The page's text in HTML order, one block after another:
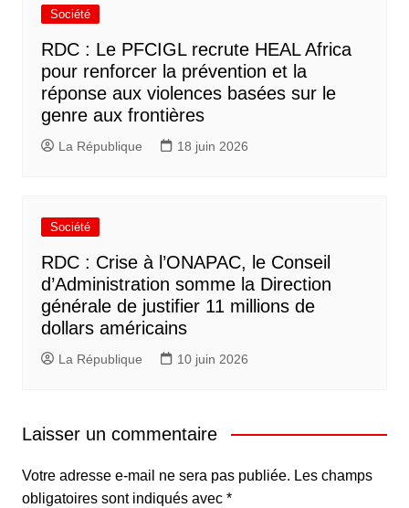
Société
RDC : Le PFCIGL recrute HEAL Africa
pour renforcer la prévention et la
réponse aux violences basées sur le
genre aux frontières
La République 18 juin 2026
Société
RDC : Crise à l’ONAPAC, le Conseil
d’Administration somme la Direction
générale de justifier 11 millions de
dollars américains
La République 10 juin 2026
Laisser un commentaire
Votre adresse e-mail ne sera pas publiée. Les champs
obligatoires sont indiqués avec *